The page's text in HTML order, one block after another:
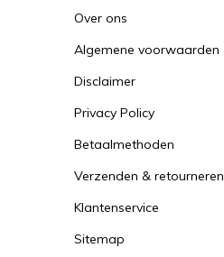
Over ons
Algemene voorwaarden
Disclaimer
Privacy Policy
Betaalmethoden
Verzenden & retourneren
Klantenservice
Sitemap